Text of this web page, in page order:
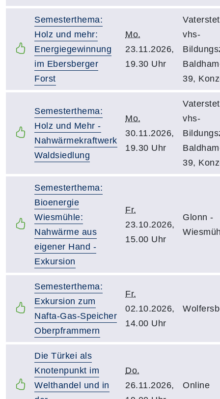
Semesterthema:
Holz und mehr:
Energiegewinnung
im Ebersberger
Forst
Mo.
23.11.2026,
19.30 Uhr
vhs-
39,
Semesterthema:
Holz und Mehr -
Nahwärmekraftwerk
Waldsiedlung
Mo.
30.11.2026,
19.30 Uhr
vhs-
39,
Semesterthema:
Bioenergie
Wiesmühle:
Nahwärme aus
eigener Hand -
Exkursion
Fr.
23.10.2026,
15.00 Uhr
Glonn -
Semesterthema:
Exkursion zum
Nafta-Gas-Speicher
Oberpframmern
Fr.
02.10.2026,
14.00 Uhr
Die Türkei als
Knotenpunkt im
Welthandel und in
Do.
26.11.2026,
Online